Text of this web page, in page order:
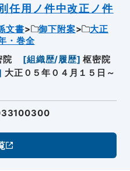
任用ノ件中改正ノ件
文書 御下附案
大正
・巻全
院 [組織歴/履歴] 枢密院
大正０５年０４月１５日～